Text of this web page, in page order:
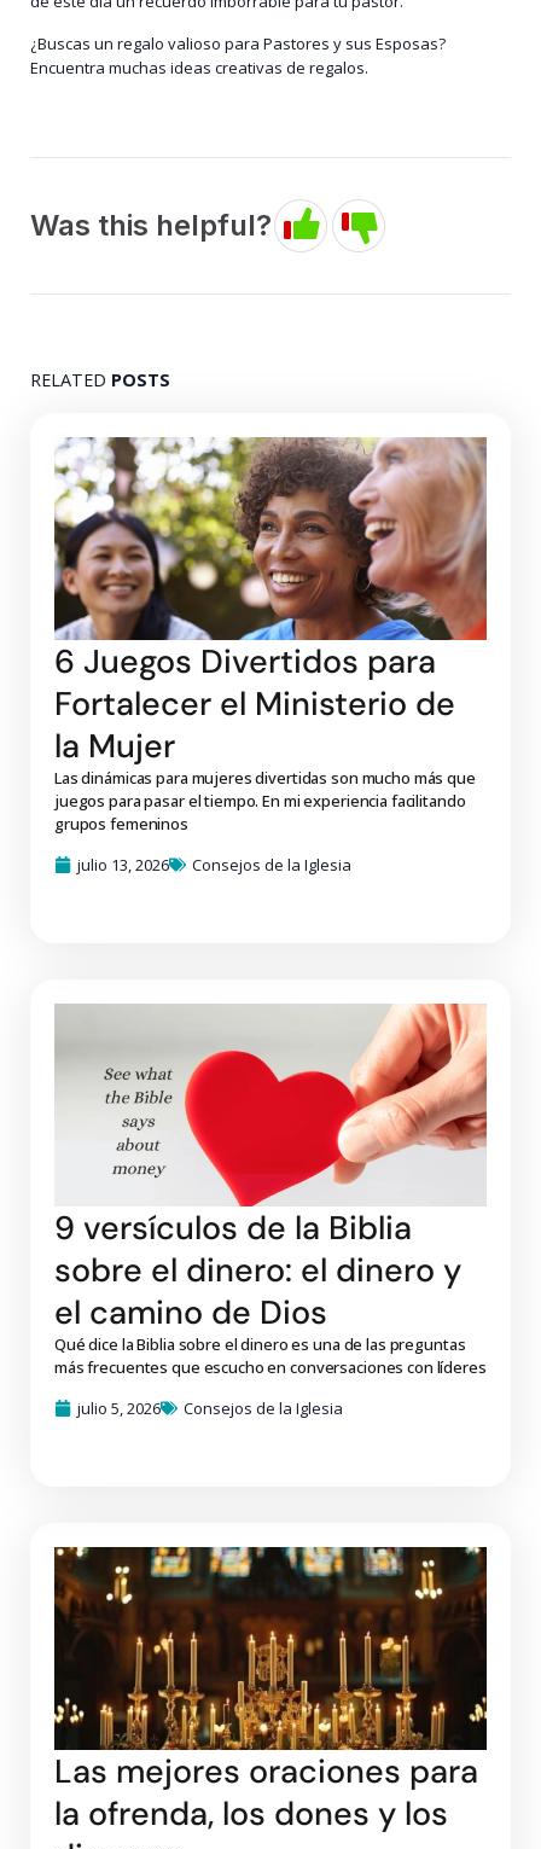
¿Buscas un regalo valioso para Pastores y sus Esposas?
Encuentra muchas ideas creativas de regalos.
Was this helpful?
RELATED POSTS
6 Juegos Divertidos para
Fortalecer el Ministerio de
la Mujer
Las dinámicas para mujeres divertidas son mucho más que
juegos para pasar el tiempo. En mi experiencia facilitando
grupos femeninos
julio 13, 2026
Consejos de la Iglesia
9 versículos de la Biblia
sobre el dinero: el dinero y
el camino de Dios
Qué dice la Biblia sobre el dinero es una de las preguntas
más frecuentes que escucho en conversaciones con líderes
julio 5, 2026
Consejos de la Iglesia
Las mejores oraciones para
la ofrenda, los dones y los